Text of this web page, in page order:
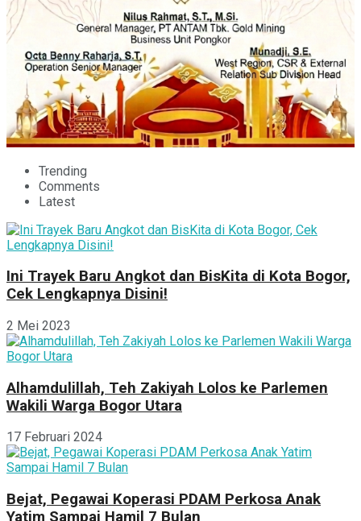
Trending
Comments
Latest
Ini Trayek Baru Angkot dan BisKita di Kota Bogor,
Cek Lengkapnya Disini!
2 Mei 2023
Alhamdulillah, Teh Zakiyah Lolos ke Parlemen
Wakili Warga Bogor Utara
17 Februari 2024
Bejat, Pegawai Koperasi PDAM Perkosa Anak
Yatim Sampai Hamil 7 Bulan